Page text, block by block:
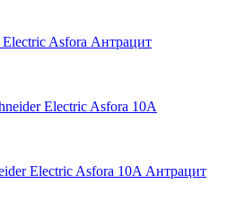
Asfora Антрацит
Electric Asfora 10A Антрацит